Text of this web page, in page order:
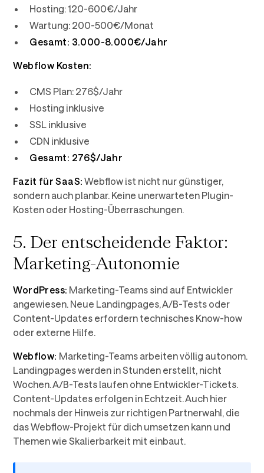
Hosting: 120-600€/Jahr
Wartung: 200-500€/Monat
Gesamt: 3.000-8.000€/Jahr
Webflow Kosten:
CMS Plan: 276$/Jahr
Hosting inklusive
SSL inklusive
CDN inklusive
Gesamt: 276$/Jahr
Fazit für SaaS: Webflow ist nicht nur günstiger,
sondern auch planbar. Keine unerwarteten Plugin-
Kosten oder Hosting-Überraschungen.
5. Der entscheidende Faktor:
Marketing-Autonomie
WordPress: Marketing-Teams sind auf Entwickler
angewiesen. Neue Landingpages, A/B-Tests oder
Content-Updates erfordern technisches Know-how
oder externe Hilfe.
Webflow: Marketing-Teams arbeiten völlig autonom.
Landingpages werden in Stunden erstellt, nicht
Wochen. A/B-Tests laufen ohne Entwickler-Tickets.
Content-Updates erfolgen in Echtzeit. Auch hier
nochmals der Hinweis zur richtigen Partnerwahl, die
das Webflow-Projekt für dich umsetzen kann und
Themen wie Skalierbarkeit mit einbaut.